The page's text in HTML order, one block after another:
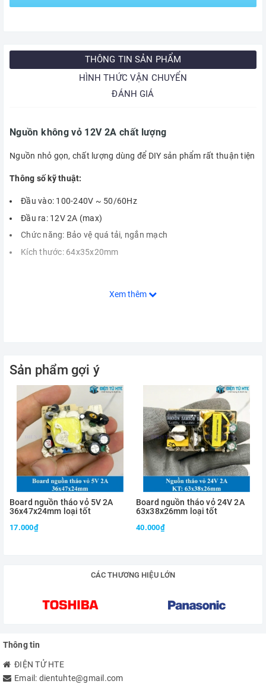
THÔNG TIN SẢN PHẨM
HÌNH THỨC VẬN CHUYỂN
ĐÁNH GIÁ
Nguồn không vỏ 12V 2A chất lượng
Nguồn nhỏ gọn, chất lượng dùng để DIY sản phẩm rất thuận tiện
Thông số kỹ thuật:
Đầu vào: 100-240V ~ 50/60Hz
Đầu ra: 12V 2A (max)
Chức năng: Bảo vệ quá tải, ngắn mạch
Kích thước: 64x35x20mm
Xem thêm
Sản phẩm gợi ý
Board nguồn tháo vỏ 5V 2A
36x47x24mm loại tốt
17.000₫
Board nguồn tháo vỏ 24V 2A
63x38x26mm loại tốt
40.000₫
CÁC THƯƠNG HIỆU LỚN
Thông tin
ĐIỆN TỬ HTE
Email: dientuhte@gmail.com